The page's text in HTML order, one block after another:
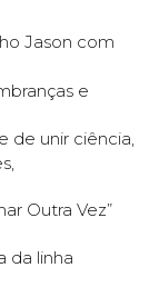
Jason com
e
de unir ciência,
Outra Vez”
da linha